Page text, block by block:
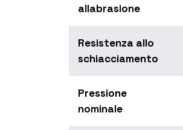
allabrasione
Resistenza allo
schiacciamento
Pressione
nominale